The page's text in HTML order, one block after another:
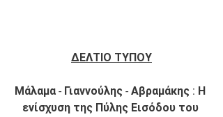
ΔΕΛΤΙΟ ΤΥΠΟΥ
Μάλαμα - Γιαννούλης - Αβραμάκης : Η
ενίσχυση της Πύλης Εισόδου του